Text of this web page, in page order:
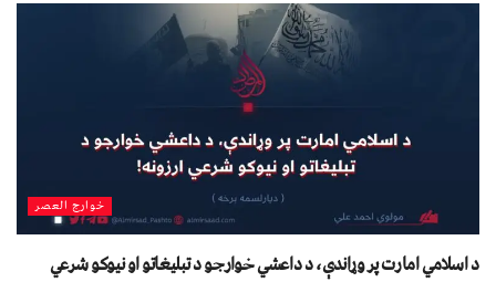
خوارج العصر
د اسلامي امارت پر وړاندې، د داعشي خوارجو د تبليغاتو او نیوکو شرعي